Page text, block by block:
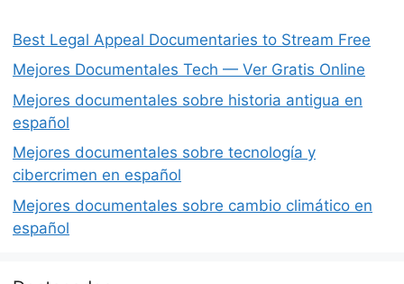
Best Legal Appeal Documentaries to Stream Free
Mejores Documentales Tech — Ver Gratis Online
Mejores documentales sobre historia antigua en
español
Mejores documentales sobre tecnología y
cibercrimen en español
Mejores documentales sobre cambio climático en
español